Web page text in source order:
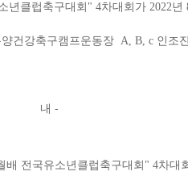
년클럽축구대회" 4차대회가 2022
건강축구캠프운동장 A, B, c 인조
-
배 전국유소년클럽축구대회" 4차대